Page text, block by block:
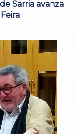
Sarria avanza